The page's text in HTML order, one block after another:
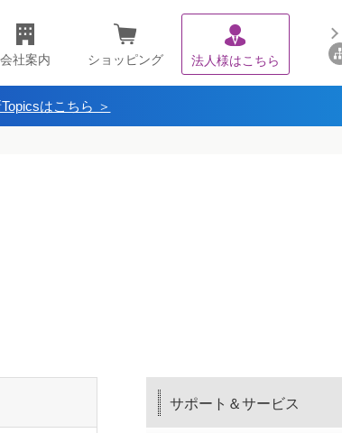
会社案内 ショッピング 法人様はこちら
はこちら ＞
サポート＆サービス